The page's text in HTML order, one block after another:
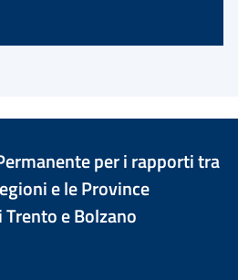
per i rapporti tra
e le Province
e Bolzano